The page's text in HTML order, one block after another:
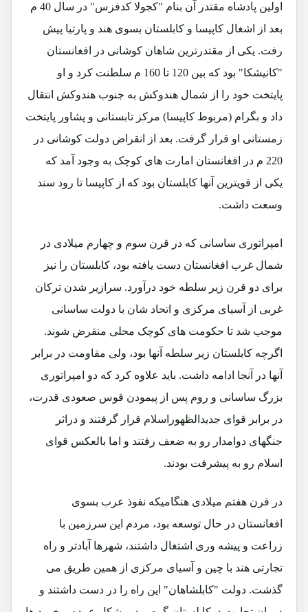
اولین پادشاه مقتدر آن بنام "کجولا کدفزس" در سال 40 م
بعد از اشغال کاپیسا و کابلستان بسوی هند و پارتیا پیش
رفت. یکی از مقتدرترین شاهان کوشانی در افغانستان
"کانیشکا" بود که بین 120 تا 160 م سلطنت کرد و او
پایتخت خود را از شمال هندوکش به جنوب هندوکش انتقال
داد و بگرام (مربوط کاپیسا) مرکز تابستانی و پشاور پایتخت
زمستانی او قرار گرفت. بعد از انقراض دولت کوشانی در
220 م در افغانستان امارت های کوچک به وجود آمد که
یکی از قویترین آنها کابلستان بود که از کاپیسا تا رود سند
وسعت داشت.
امپراتوری ساسانی که در قرن سوم و چهارم میلادی در
شمال غرب افغانستان دست یافته بود، کابلستان را نیز
برای دو قرن زیر سلطه خود درآورد. سرازیر شدن ترکان
غربی از آسیای مرکزی و اتحاد شان با دولت ساسانی
موجب شد تا حکومت های کوچک محلی منقرض شوند.
اگرچه کابلستان زیر سلطه آنها بود، ولی مقاومت در برابر
آنها در آنجا ادامه داشت. باید علاوه کرد که دو امپراتوری
بزرگ ساسانی و روم پس از پیمودن قوس صعودی قدرت،
در برابر قوای جدیدالظهوراسلام قرار گرفتند و دراثر
جنگهای دوامدار رو به ضعف رفتند و اما بالعکس قوای
اسلام رو به پیشرفت بودند.
در قرن هفتم میلادی هنگامیکه نفوذ عرب بسوی
افغانستان در حال توسعه بود، مردم این سرزمین با
زراعت و پیشه وری اشتغال داشتند، شهرها آبادتر و راه
تجارتی هند با چین و آسیای مرکزی از همین طریق می
گذشت. دولت "کابلشاهان" این راه را در دست داشتند و